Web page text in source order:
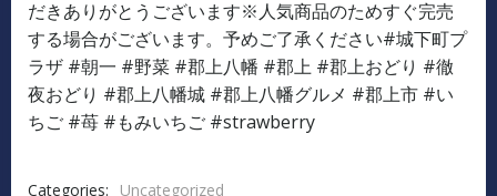
Categories: Uncategorized